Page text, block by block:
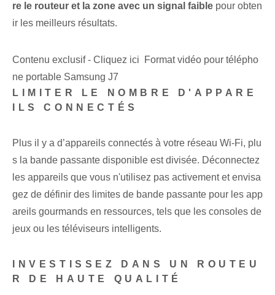
re le routeur et la zone avec un signal faible pour obten
ir les meilleurs résultats.
Contenu exclusif - Cliquez ici Format vidéo pour télépho
ne portable Samsung J7
LIMITER LE NOMBRE D'APPARE
ILS CONNECTÉS
Plus il y a d’appareils connectés à votre réseau Wi-Fi, plu
s la bande passante disponible est divisée. Déconnectez
les appareils que vous n'utilisez pas activement et envisa
gez de définir des limites de bande passante pour les app
areils gourmands en ressources, tels que les consoles de
jeux ou les téléviseurs intelligents.
INVESTISSEZ DANS UN ROUTEU
R DE HAUTE QUALITÉ